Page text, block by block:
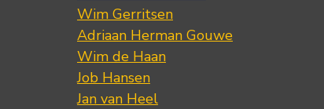
Wim Gerritsen
Adriaan Herman Gouwe
Wim de Haan
Job Hansen
Jan van Heel